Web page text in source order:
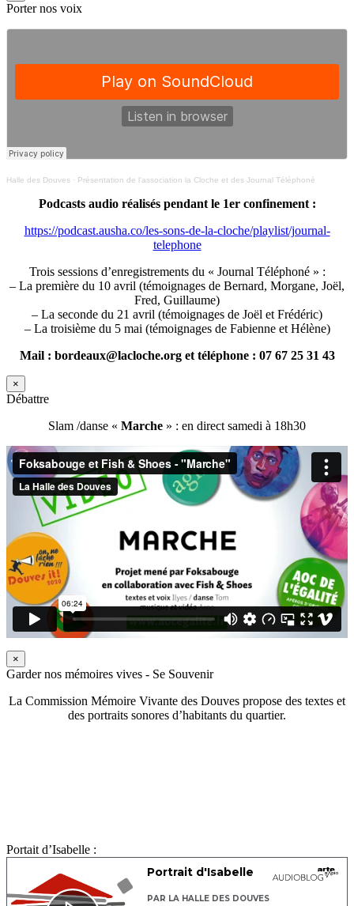
Porter nos voix
Halle des Douves · Présentation de l’association la Cloche et des Journal Téléphoné
Podcasts audio réalisés pendant le 1er confinement :
https://podcast.ausha.co/les-sons-de-la-cloche/playlist/journal-
telephone
Trois sessions d’enregistrements du « Journal Téléphoné » :
– La première du 10 avril (témoignages de Bernard, Morgane, Joël,
Fred, Guillaume)
– La seconde du 21 avril (témoignages de Joël et Frédéric)
– La troisième du 5 mai (témoignages de Fabienne et Hélène)
Mail : bordeaux@lacloche.org et téléphone : 07 67 25 31 43
×
Débattre
Slam /danse « Marche » : en direct samedi à 18h30
×
Garder nos mémoires vives - Se Souvenir
La Commission Mémoire Vivante des Douves propose des textes et
des portraits sonores d’habitants du quartier.
Portait d’Isabelle :